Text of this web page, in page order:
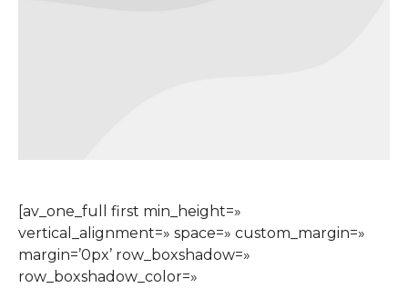
[av_one_full first min_height=»
vertical_alignment=» space=» custom_margin=»
margin=’0px’ row_boxshadow=»
row_boxshadow_color=»